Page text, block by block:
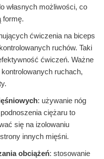
własnych możliwości, co
formę.
ćwiczenia na biceps
ruchów. Taki
ćwiczeń. Ważne
ruchach,
: używanie nóg
ciężaru to
się na izolowaniu
innych mięśni.
obciążeń: stosowanie